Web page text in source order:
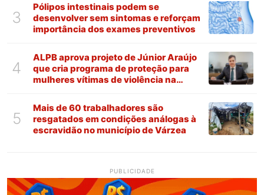
3
Pólipos intestinais podem se
desenvolver sem sintomas e reforçam
importância dos exames preventivos
4
ALPB aprova projeto de Júnior Araújo
que cria programa de proteção para
mulheres vítimas de violência na
5
Mais de 60 trabalhadores são
resgatados em condições análogas à
escravidão no município de Várzea
PUBLICIDADE